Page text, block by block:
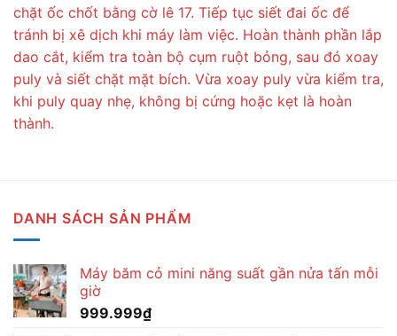
chặt ốc chốt bằng cờ lê 17. Tiếp tục siết đai ốc để
tránh bị xê dịch khi máy làm việc. Hoàn thành phần lắp
dao cắt, kiểm tra toàn bộ cụm ruột bỏng, sau đó xoay
puly và siết chặt mặt bích. Vừa xoay puly vừa kiểm tra,
khi puly quay nhẹ, không bị cứng hoặc kẹt là hoàn
thành.
DANH SÁCH SẢN PHẨM
Máy băm cỏ mini năng suất gần nửa tấn mỗi
giờ
999.999₫